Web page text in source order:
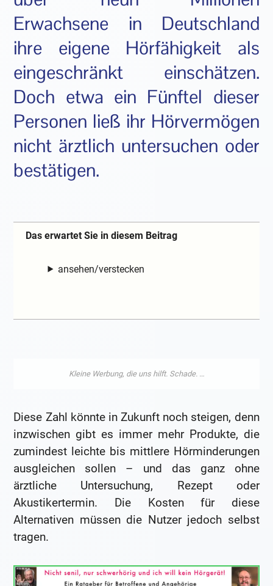
Erwachsene in Deutschland
ihre eigene Hörfähigkeit als
eingeschränkt einschätzen.
Doch etwa ein Fünftel dieser
Personen ließ ihr Hörvermögen
nicht ärztlich untersuchen oder
bestätigen.
Das erwartet Sie in diesem Beitrag
ansehen/verstecken
Diese Zahl könnte in Zukunft noch steigen, denn
inzwischen gibt es immer mehr Produkte, die
zumindest leichte bis mittlere Hörminderungen
ausgleichen sollen – und das ganz ohne
ärztliche Untersuchung, Rezept oder
Akustikertermin. Die Kosten für diese
Alternativen müssen die Nutzer jedoch selbst
tragen.